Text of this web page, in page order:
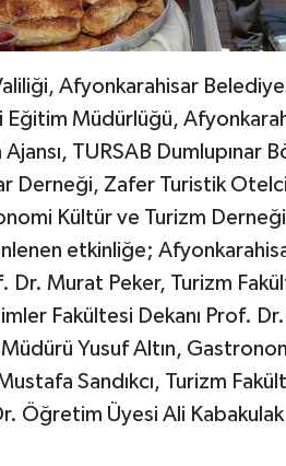
Afyonkarahisar
Müdürlüğü,
TURSAB Dumlupınar
Derneği, Zafer Turistik
Kültür ve Turizm
etkinliğe; Afyonkarahisar
Dr. Murat Peker, Turizm
Fakültesi Dekanı Prof.
Yusuf Altın,
Sandıkcı, Turizm
Öğretim Üyesi Ali